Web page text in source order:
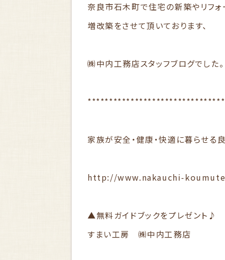
奈良市石木町で住宅の新築やリフォ
増改築をさせて頂いております、
㈱中内工務店スタッフブログでした。
家族が安全・健康・快適に暮らせる
http://www.nakauchi-
▲無料ガイドブックをプレゼント♪
すまい工房 ㈱中内工務店